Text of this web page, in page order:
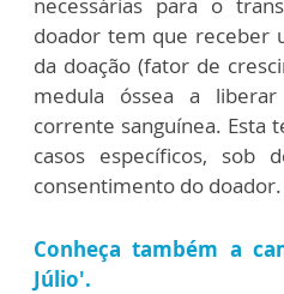
doador tem que receber
da doação (fator de
medula óssea a
corrente sanguínea. Esta
casos específicos, sob
consentimento do doador.
Conheça também a
Júlio'.